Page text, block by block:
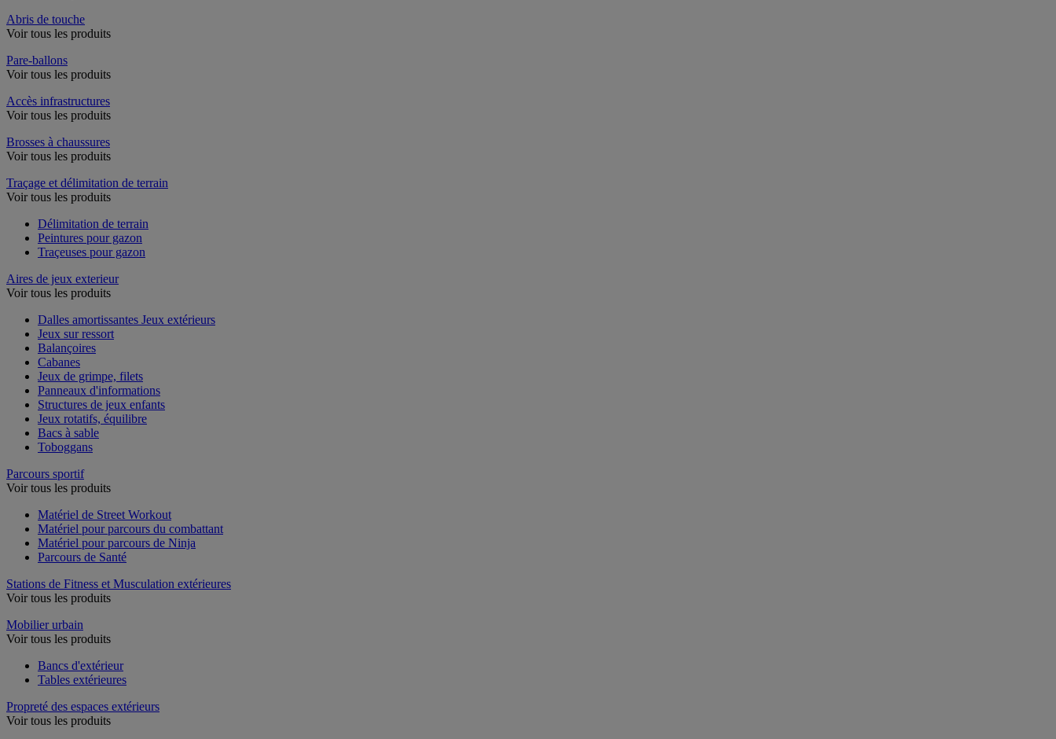
Abris de touche
Voir tous les produits
Pare-ballons
Voir tous les produits
Accès infrastructures
Voir tous les produits
Brosses à chaussures
Voir tous les produits
Traçage et délimitation de terrain
Voir tous les produits
Délimitation de terrain
Peintures pour gazon
Traçeuses pour gazon
Aires de jeux exterieur
Voir tous les produits
Dalles amortissantes Jeux extérieurs
Jeux sur ressort
Balançoires
Cabanes
Jeux de grimpe, filets
Panneaux d'informations
Structures de jeux enfants
Jeux rotatifs, équilibre
Bacs à sable
Toboggans
Parcours sportif
Voir tous les produits
Matériel de Street Workout
Matériel pour parcours du combattant
Matériel pour parcours de Ninja
Parcours de Santé
Stations de Fitness et Musculation extérieures
Voir tous les produits
Mobilier urbain
Voir tous les produits
Bancs d'extérieur
Tables extérieures
Propreté des espaces extérieurs
Voir tous les produits